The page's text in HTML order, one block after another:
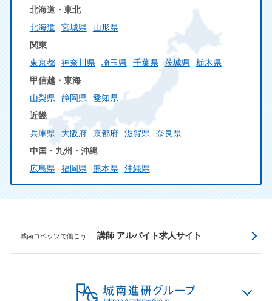
北海道・東北
北海道
宮城県
山形県
関東
東京都
神奈川県 埼玉県 千葉県 茨城県
栃木県
甲信越・東海
山梨県
静岡県
愛知県
近畿
兵庫県
大阪府 京都府 滋賀県
奈良県
中国・九州・沖縄
広島県
福岡県 熊本県 沖縄県
城南コベッツで働こう！ 講師 アルバイト求人サイト